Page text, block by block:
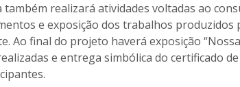
também realizará atividades voltadas ao
e exposição dos trabalhos produzidos
Ao final do projeto haverá exposição
e entrega simbólica do certificado